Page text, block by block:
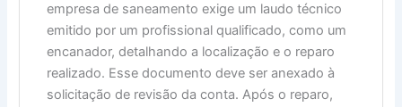
empresa de saneamento exige um laudo técnico
emitido por um profissional qualificado, como um
encanador, detalhando a localização e o reparo
realizado. Esse documento deve ser anexado à
solicitação de revisão da conta. Após o reparo,